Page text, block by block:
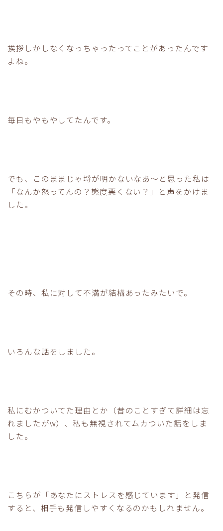
挨拶しかしなくなっちゃったってことがあったんです
よね。
毎日もやもやしてたんです。
でも、このままじゃ埒が明かないなあ〜と思った私は
「なんか怒ってんの？態度悪くない？」と声をかけま
した。
その時、私に対して不満が結構あったみたいで。
いろんな話をしました。
私にむかついてた理由とか（昔のことすぎて詳細は忘
れましたがw）、私も無視されてムカついた話をしま
した。
こちらが「あなたにストレスを感じています」と発信
すると、相手も発信しやすくなるのかもしれません。